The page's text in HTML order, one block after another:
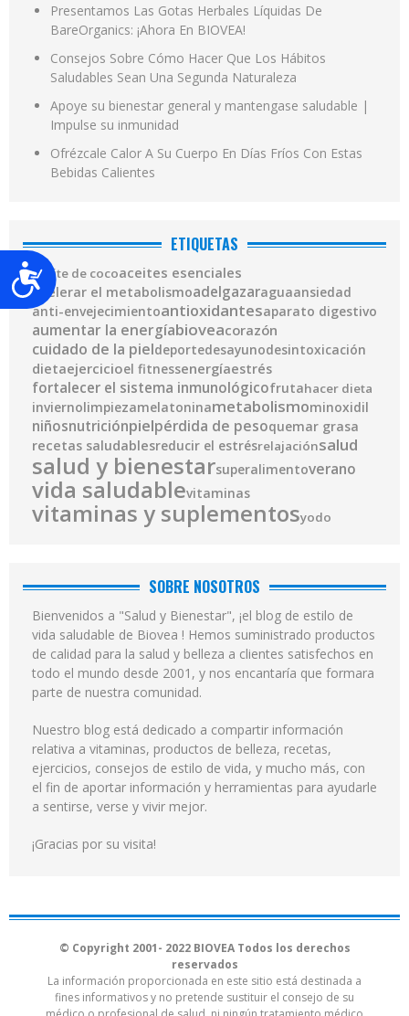
Accesibilidad
Presentamos Las Gotas Herbales Líquidas De
BareOrganics: ¡Ahora En BIOVEA!
Consejos Sobre Cómo Hacer Que Los Hábitos
Saludables Sean Una Segunda Naturaleza
Apoye su bienestar general y mantengase saludable |
Impulse su inmunidad
Ofrézcale Calor A Su Cuerpo En Días Fríos Con Estas
Bebidas Calientes
ETIQUETAS
aceite de cocoaceites esenciales
acelerar el metabolismoadelgazaraguaansiedad
anti-envejecimientoantioxidantesaparato digestivo
aumentar la energíabioveacorazón
cuidado de la pieldeportedesayunodesintoxicación
dietaejercicioel fitnessenergíaestrés
fortalecer el sistema inmunológicofrutahacer dieta
inviernolimpiezamelatoninametabolismominoxidil
niñosnutriciónpielpérdida de pesoquemar grasa
recetas saludablesreducir el estrésrelajaciónsalud
salud y bienestarsuperalimentoverano
vida saludablevitaminas
vitaminas y suplementosyodo
SOBRE NOSOTROS
Bienvenidos a "Salud y Bienestar", ¡el blog de estilo de
vida saludable de Biovea ! Hemos suministrado productos
de calidad para la salud y belleza a clientes satisfechos en
todo el mundo desde 2001, y nos encantaría que formara
parte de nuestra comunidad.
Nuestro blog está dedicado a compartir información
relativa a vitaminas, productos de belleza, recetas,
ejercicios, consejos de estilo de vida, y mucho más, con
el fin de aportar información y herramientas para ayudarle
a sentirse, verse y vivir mejor.
¡Gracias por su visita!
© Copyright 2001- 2022 BIOVEA Todos los derechos
reservados
La información proporcionada en este sitio está destinada a
fines informativos y no pretende sustituir el consejo de su